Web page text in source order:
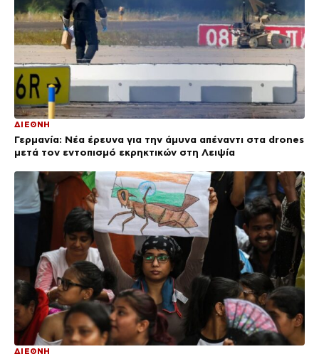
ΔΙΕΘΝΗ
Γερμανία: Νέα έρευνα για την άμυνα απέναντι στα drones
μετά τον εντοπισμό εκρηκτικών στη Λειψία
ΔΙΕΘΝΗ